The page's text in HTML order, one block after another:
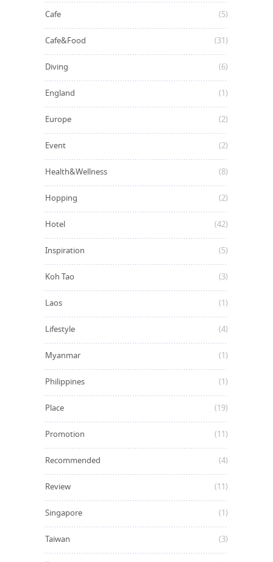
Cafe (5)
Cafe&Food (31)
Diving (6)
England (1)
Europe (2)
Event (2)
Health&Wellness (8)
Hopping (2)
Hotel (42)
Inspiration (5)
Koh Tao (3)
Laos (1)
Lifestyle (4)
Myanmar (1)
Philippines (1)
Place (19)
Promotion (11)
Recommended (4)
Review (11)
Singapore (1)
Taiwan (3)